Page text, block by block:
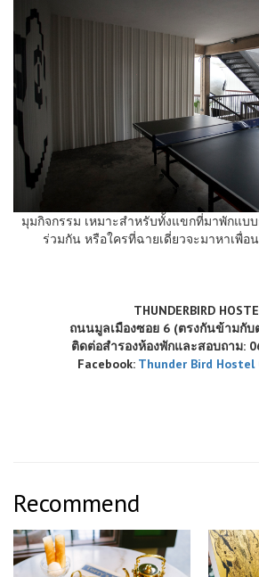
มุมกิจกรรม เหมาะสำหรับทั้งแขกที่มาพักแ
ร่วมกัน หรือใครที่ฉายเดี่ยวจะมาหาเพื่อ
THUNDERBIRD
ถนนมูลเมืองซอย 6 (ตรงกันข้ามกับ
ติดต่อสำรองห้องพักและสอบถาม:
Facebook: Thunder Bird Hostel
Recommend